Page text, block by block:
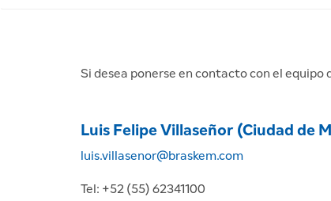
Si desea ponerse en contacto con el equipo
Luis Felipe Villaseñor (Ciudad de
luis.villasenor@braskem.com
Tel: +52 (55) 62341100